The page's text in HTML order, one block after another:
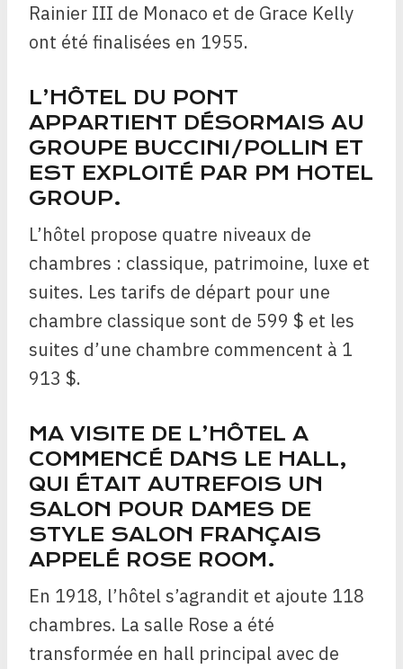
Rainier III de Monaco et de Grace Kelly
ont été finalisées en 1955.
L’HÔTEL DU PONT
APPARTIENT DÉSORMAIS AU
GROUPE BUCCINI/POLLIN ET
EST EXPLOITÉ PAR PM HOTEL
GROUP.
L’hôtel propose quatre niveaux de
chambres : classique, patrimoine, luxe et
suites. Les tarifs de départ pour une
chambre classique sont de 599 $ et les
suites d’une chambre commencent à 1
913 $.
MA VISITE DE L’HÔTEL A
COMMENCÉ DANS LE HALL,
QUI ÉTAIT AUTREFOIS UN
SALON POUR DAMES DE
STYLE SALON FRANÇAIS
APPELÉ ROSE ROOM.
En 1918, l’hôtel s’agrandit et ajoute 118
chambres. La salle Rose a été
transformée en hall principal avec de